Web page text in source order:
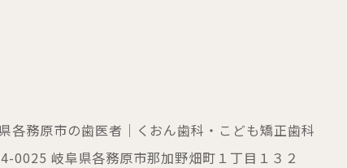
各務原市の歯医者｜くおん歯科・こども矯正歯科
0025 岐阜県各務原市那加野畑町１丁目１３２